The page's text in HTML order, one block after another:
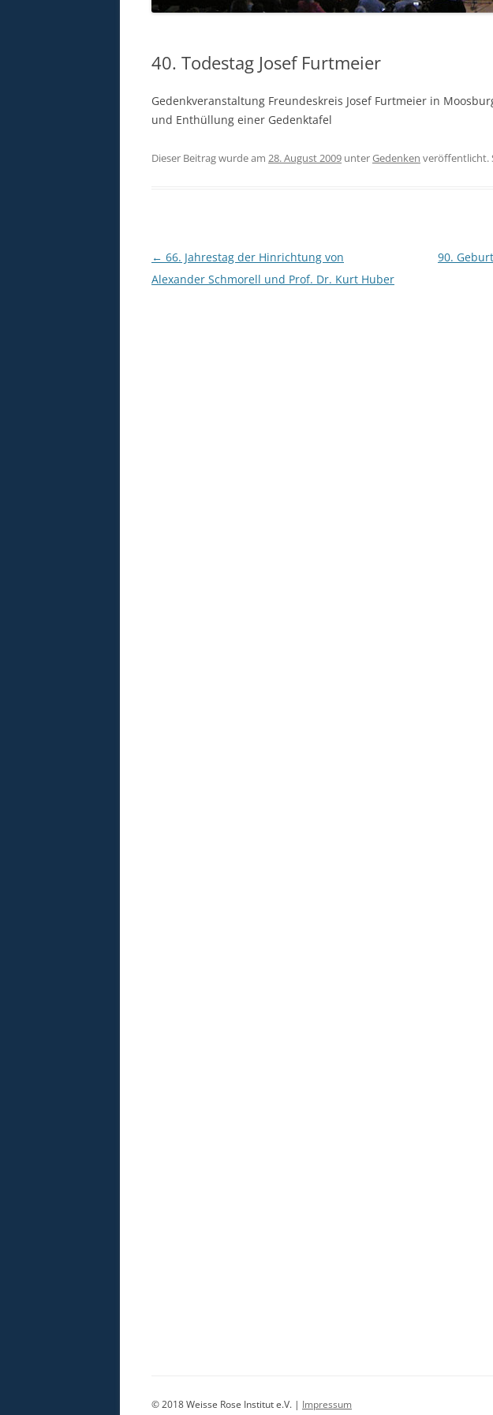
40. Todestag Josef Furtmeier
Gedenkveranstaltung Freundeskreis Josef Furtmeier in
und Enthüllung einer Gedenktafel
Dieser Beitrag wurde am 28. August 2009 unterGedenken veröffentlicht.
Beitragsnavigation
← 66. Jahrestag der Hinrichtung von
Alexander Schmorell und Prof. Dr. Kurt Huber
90.
© 2018 Weisse Rose Institut e.V. | Impressum